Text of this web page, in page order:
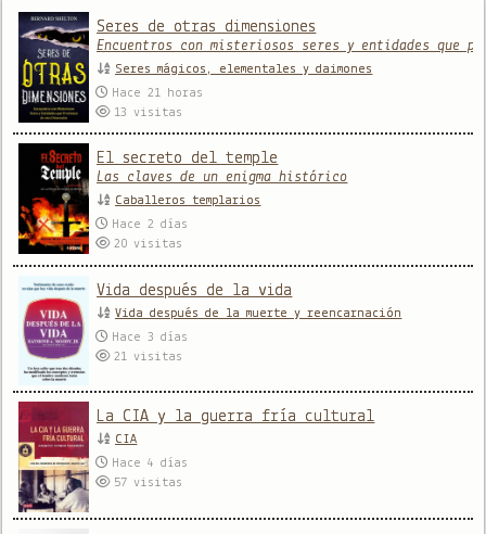
Seres de otras dimensiones
Encuentros con misteriosos seres y entidades que
Seres mágicos, elementales y daimones
Hace 21 horas
13visitas
El secreto del temple
Las claves de un enigma histórico
Caballeros templarios
Hace 2 días
20visitas
Vida después de la vida
Vida después de la muerte y reencarnación
Hace 3 días
21visitas
La CIA y la guerra fría cultural
CIA
Hace 4 días
57visitas